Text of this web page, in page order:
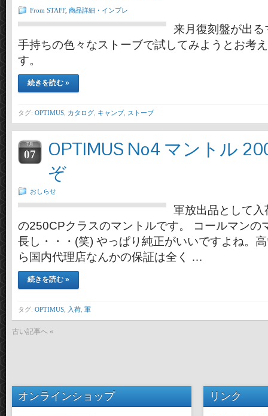
From STAFF, 商品詳細・インプレ
来月復刻盤が出
手持ちの色々なストーブで試してみようとお考
す。
続きを読む »
タグ: OPTIMUS カタログ キャンプ, ストーブ
7月
07
OPTIMUS No4 マントル
ぞ
おしらせ
軍放出品として
の250CPクラスのマントルです。 コールマンの
長し・・・(笑) やっぱり純正がいいですよね。
ら国内代理店なんかの保証は全く …
続きを読む »
タグ: OPTIMUS 入荷 軍
古い記事へ «
オンラインショップ リンク